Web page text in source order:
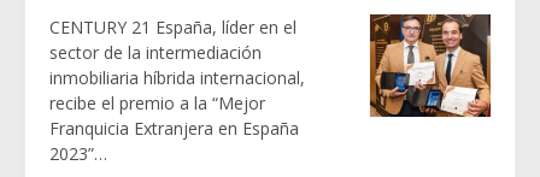
CENTURY 21 España, líder en el
sector de la intermediación
inmobiliaria híbrida internacional,
recibe el premio a la “Mejor
Franquicia Extranjera en España
2023”…